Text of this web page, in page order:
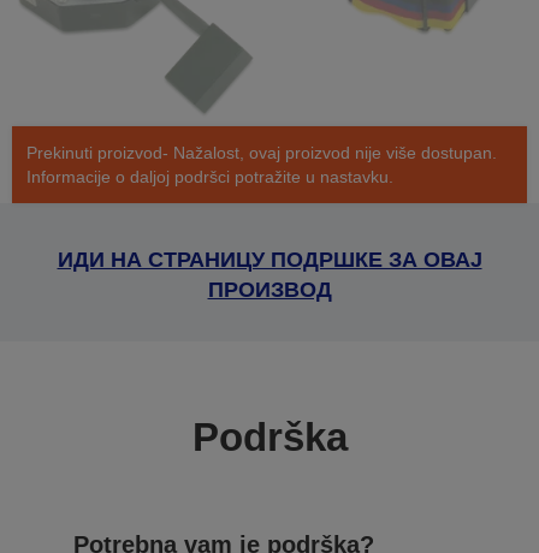
Prekinuti proizvod- Nažalost, ovaj proizvod nije više dostupan.
Informacije o daljoj podršci potražite u nastavku.
ИДИ НА СТРАНИЦУ ПОДРШКЕ ЗА ОВАЈ
ПРОИЗВОД
Podrška
Potrebna vam je podrška?